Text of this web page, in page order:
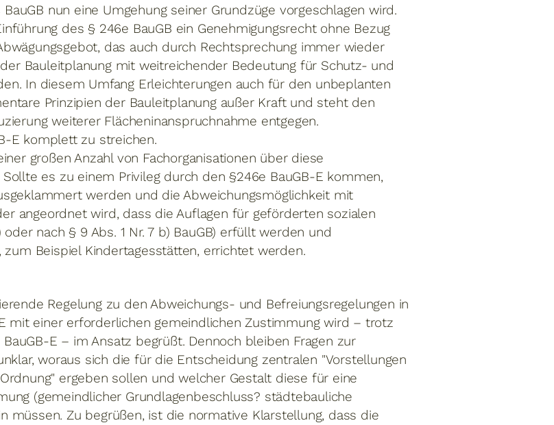
nun eine Umgehung seiner Grundzüge vorgeschlagen wird.
des § 246e BauGB ein Genehmigungsrecht ohne Bezug
das auch durch Rechtsprechung immer wieder
Bauleitplanung mit weitreichender Bedeutung für Schutz- und
In diesem Umfang Erleichterungen auch für den unbeplanten
Prinzipien der Bauleitplanung außer Kraft und steht den
weiterer Flächeninanspruchnahme entgegen.
E komplett zu streichen.
großen Anzahl von Fachorganisationen über diese
es zu einem Privileg durch den §246e BauGB-E kommen,
werden und die Abweichungsmöglichkeit mit
angeordnet wird, dass die Auflagen für geförderten sozialen
nach § 9 Abs. 1 Nr. 7 b) BauGB) erfüllt werden und
Beispiel Kindertagesstätten, errichtet werden.
Regelung zu den Abweichungs- und Befreiungsregelungen in
E mit einer erforderlichen gemeindlichen Zustimmung wird – trotz
E – im Ansatz begrüßt. Dennoch bleiben Fragen zur
woraus sich die für die Entscheidung zentralen "Vorstellungen
ergeben sollen und welcher Gestalt diese für eine
(gemeindlicher Grundlagenbeschluss? städtebauliche
müssen. Zu begrüßen, ist die normative Klarstellung, dass die